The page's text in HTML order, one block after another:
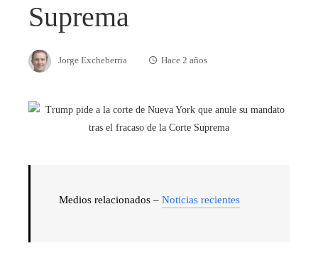
Suprema
Jorge Excheberria Hace 2 años
Medios relacionados – Noticias recientes